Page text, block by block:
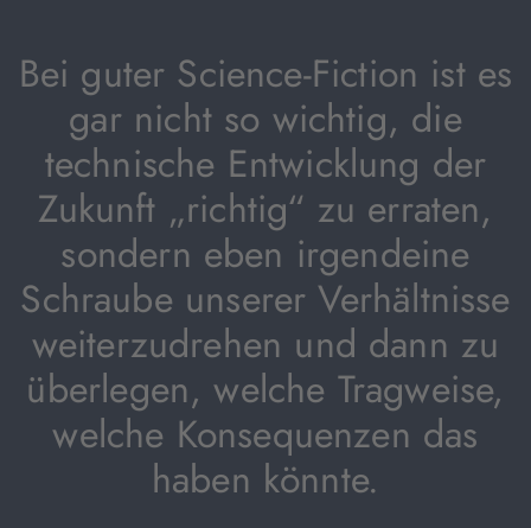
Bei guter Science-Fiction ist es
gar nicht so wichtig, die
technische Entwicklung der
Zukunft „richtig“ zu erraten,
sondern eben irgendeine
Schraube unserer Verhältnisse
weiterzudrehen und dann zu
überlegen, welche Tragweise,
welche Konsequenzen das
haben könnte.